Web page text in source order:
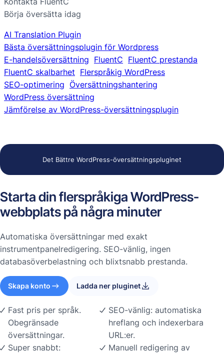
Börja översätta idag
AI Translation Plugin
Bästa översättningsplugin för Wordpress
E-handelsöversättning FluentC FluentC prestanda
FluentC skalbarhet Flerspråkig WordPress
SEO-optimering Översättningshantering
WordPress översättning
Jämförelse av WordPress-översättningsplugin
Det Bättre WordPress-översättningspluginet
Starta din flerspråkiga WordPress-
webbplats på några minuter
Automatiska översättningar med exakt
instrumentpanelredigering. SEO-vänlig, ingen
databasöverbelastning och blixtsnabb prestanda.
Skapa konto Ladda ner pluginet
Fast pris per språk.
Obegränsade
översättningar.
Super snabbt:
SEO-vänlig: automatiska
hreflang och indexerbara
URL:er.
Manuell redigering av